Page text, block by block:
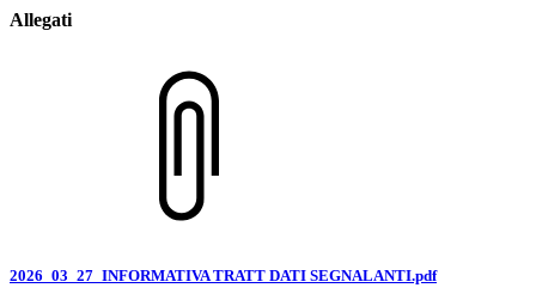
Allegati
2026_03_27_INFORMATIVA TRATT DATI SEGNALANTI.pdf